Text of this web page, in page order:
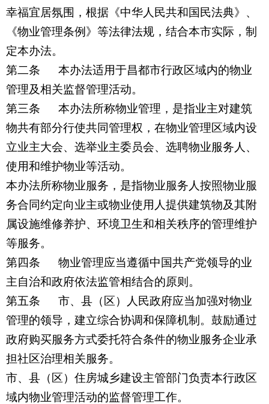
幸福宜居氛围，根据《中华人民共和国民法典》、
《物业管理条例》等法律法规，结合本市实际，制
定本办法。
第二条
本办法适用于昌都市行政区域内的物业
管理及相关监督管理活动。
第三条
本办法所称物业管理，是指业主对建筑
物共有部分行使共同管理权，在物业管理区域内设
立业主大会、选举业主委员会、选聘物业服务人、
使用和维护物业等活动。
本办法所称物业服务，是指物业服务人按照物业服
务合同约定向业主或物业使用人提供建筑物及其附
属设施维修养护、环境卫生和相关秩序的管理维护
等服务。
第四条 物业管理应当遵循中国共产党领导的业
主自治和政府依法监管相结合的原则。
第五条
市、县（区）人民政府应当加强对物业
管理的领导，建立综合协调和保障机制。鼓励通过
政府购买服务方式委托符合条件的物业服务企业承
担社区治理相关服务。
市、县（区）住房城乡建设主管部门负责本行政区
域内物业管理活动的监督管理工作。